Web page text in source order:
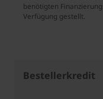
benötigten
Verfügung gestellt.
Bestellerkredit